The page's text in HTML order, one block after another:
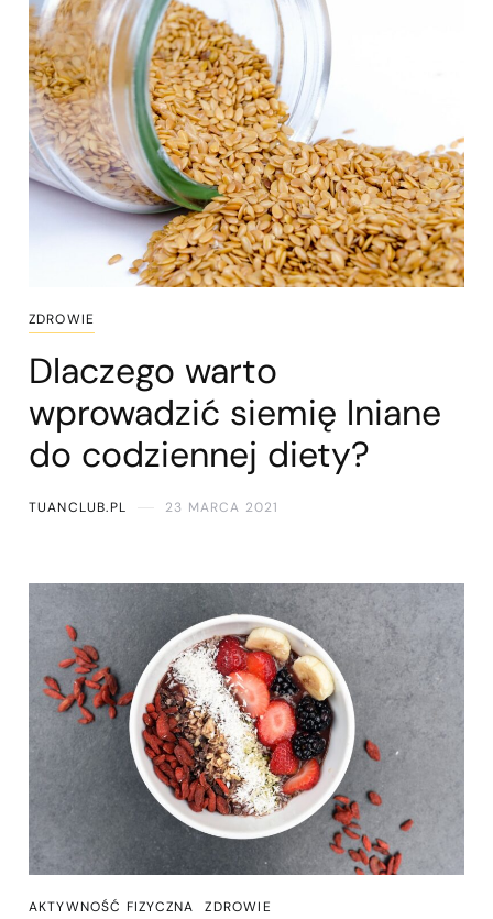
ZDROWIE
Dlaczego warto
wprowadzić siemię lniane
do codziennej diety?
TUANCLUB.PL 23 MARCA 2021
AKTYWNOŚĆ FIZYCZNA ZDROWIE